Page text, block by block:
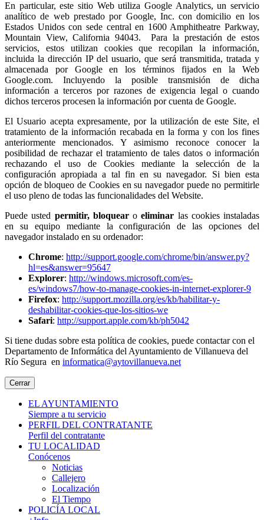
En particular, este sitio Web utiliza Google Analytics, un servicio
analítico de web prestado por Google, Inc. con domicilio en los
Estados Unidos con sede central en 1600 Amphitheatre Parkway,
Mountain View, California 94043. Para la prestación de estos
servicios, estos utilizan cookies que recopilan la información,
incluida la dirección IP del usuario, que será transmitida, tratada y
almacenada por Google en los términos fijados en la Web
Google.com. Incluyendo la posible transmisión de dicha
información a terceros por razones de exigencia legal o cuando
dichos terceros procesen la información por cuenta de Google.
El Usuario acepta expresamente, por la utilización de este Site, el
tratamiento de la información recabada en la forma y con los fines
anteriormente mencionados. Y asimismo reconoce conocer la
posibilidad de rechazar el tratamiento de tales datos o información
rechazando el uso de Cookies mediante la selección de la
configuración apropiada a tal fin en su navegador. Si bien esta
opción de bloqueo de Cookies en su navegador puede no permitirle
el uso pleno de todas las funcionalidades del Website.
Puede usted permitir, bloquearoeliminar las cookies instaladas
en su equipo mediante la configuración de las opciones del
navegador instalado en su ordenador:
Chrome: http://support.google.com/chrome/bin/answer.py?
hl=es&answer=95647
Explorer: http://windows.microsoft.com/es-
es/windows7/how-to-manage-cookies-in-internet-explorer-9
Firefox: http://support.mozilla.org/es/kb/habilitar-y-
deshabilitar-cookies-que-los-sitios-we
Safari: http://support.apple.com/kb/ph5042
Si tiene dudas sobre esta política de cookies, puede contactar con el
Departamento de Informática del Ayuntamiento de Villanueva del
Río Segura en informatica@aytovillanueva.net
Cerrar
EL AYUNTAMIENTO
Siempre a tu servicio
PERFIL DEL CONTRATANTE
Perfil del contratante
TU LOCALIDAD
Conócenos
Noticias
Callejero
Localización
El Tiempo
POLICÍA LOCAL